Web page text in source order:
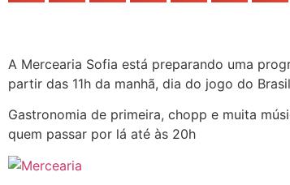
A Mercearia Sofia está preparando uma
partir das 11h da manhã, dia do jogo do
Gastronomia de primeira, chopp e muita
quem passar por lá até às 20h